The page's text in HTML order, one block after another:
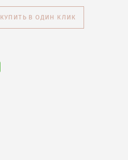
КУПИТЬ В ОДИН КЛИК